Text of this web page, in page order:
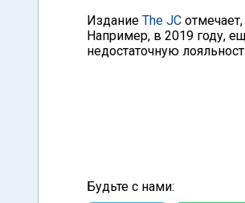
Издание The JC
Например, в 2019 году,
недостаточную
Будьте с нами: